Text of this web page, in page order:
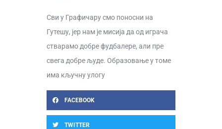
Сви у Графичару смо поносни на
Гутешу, јер нам је мисија да од играча
стварамо добре фудбалере, али пре
свега добре људе. Образовање у томе
има кључну улогу
FACEBOOK
TWITTER